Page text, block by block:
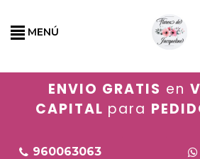
MENÚ
ENVIO GRATIS en
CAPITAL para
960063063